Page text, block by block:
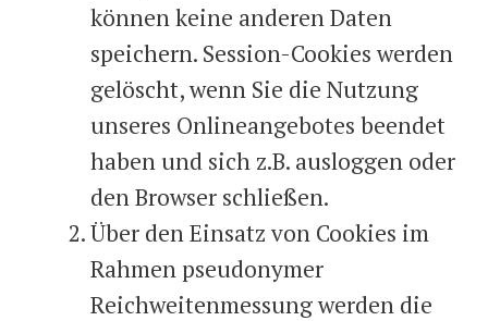
können keine anderen Daten
speichern. Session-Cookies werden
gelöscht, wenn Sie die Nutzung
unseres Onlineangebotes beendet
haben und sich z.B. ausloggen oder
den Browser schließen.
Über den Einsatz von Cookies im
Rahmen pseudonymer
Reichweitenmessung werden die